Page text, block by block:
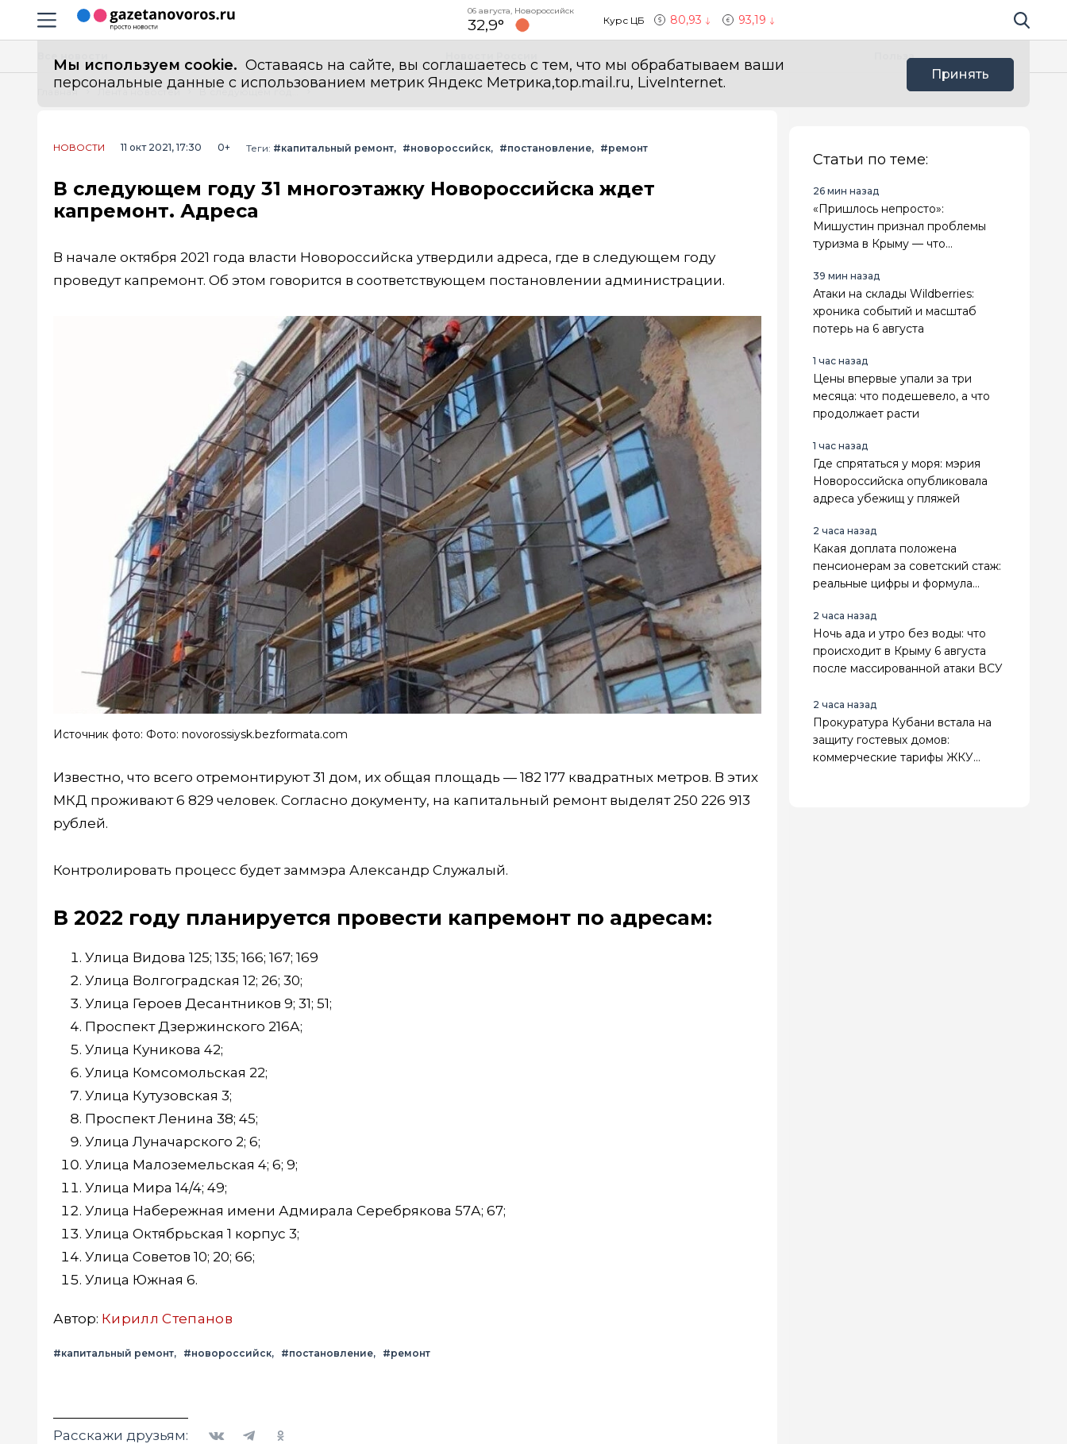
Навигация сайта
06 августа, Новороссийск
32,9° Курс ЦБ 80,93 93,19 Поиск по
Мы используем cookie. Оставаясь на сайте, вы соглашаетесь с тем, что мы обрабатываем ваши
персональные данные с использованием метрик Яндекс Метрика,top.mail.ru, LiveInternet.
Принять
Польза
Главная Лента новостей В следующем году 31 многоэтажку Новороссийска ждет капремонт. Адреса
НОВОСТИ 11 окт 2021, 17:30 0+ Теги: #капитальный ремонт #новороссийск #постановление #ремонт
В следующем году 31 многоэтажку Новороссийска ждет
капремонт. Адреса
В начале октября 2021 года власти Новороссийска утвердили адреса, где в следующем году
проведут капремонт. Об этом говорится в соответствующем постановлении администрации.
Источник фото: Фото: novorossiysk.bezformata.com
Известно, что всего отремонтируют 31 дом, их общая площадь — 182 177 квадратных метров. В этих
МКД проживают 6 829 человек. Согласно документу, на капитальный ремонт выделят 250 226 913
рублей.
Контролировать процесс будет заммэра Александр Служалый.
В 2022 году планируется провести капремонт по адресам:
Улица Видова 125; 135; 166; 167; 169
Улица Волгоградская 12; 26; 30;
Улица Героев Десантников 9; 31; 51;
Проспект Дзержинского 216А;
Улица Куникова 42;
Улица Комсомольская 22;
Улица Кутузовская 3;
Проспект Ленина 38; 45;
Улица Луначарского 2; 6;
Улица Малоземельская 4; 6; 9;
Улица Мира 14/4; 49;
Улица Набережная имени Адмирала Серебрякова 57А; 67;
Улица Октябрьская 1 корпус 3;
Улица Советов 10; 20; 66;
Улица Южная 6.
Автор: Кирилл Степанов
#капитальный ремонт #новороссийск #постановление #ремонт
Расскажи друзьям:
Статьи по теме:
26 мин назад
«Пришлось непросто»:
Мишустин признал проблемы
туризма в Крыму — что
39 мин назад
Атаки на склады Wildberries:
хроника событий и масштаб
потерь на 6 августа
1 час назад
Цены впервые упали за три
месяца: что подешевело, а что
продолжает расти
1 час назад
Где спрятаться у моря: мэрия
Новороссийска опубликовала
адреса убежищ у пляжей
2 часа назад
Какая доплата положена
пенсионерам за советский стаж:
реальные цифры и формула
2 часа назад
Ночь ада и утро без воды: что
происходит в Крыму 6 августа
после массированной атаки ВСУ
2 часа назад
Прокуратура Кубани встала на
защиту гостевых домов:
коммерческие тарифы ЖКУ